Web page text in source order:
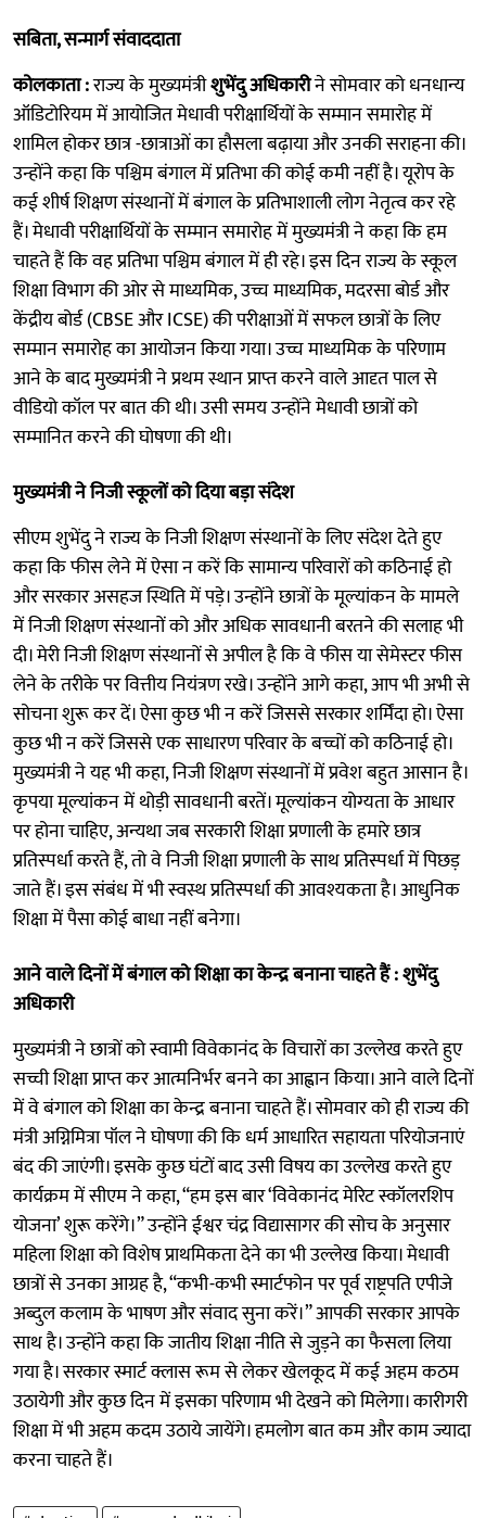
सबिता, सन्मार्ग संवाददाता
कोलकाता :राज्य के मुख्यमंत्रीशुभेंदु अधिकारीने सोमवार को धनधान्य
ऑडिटोरियम में आयोजित मेधावी परीक्षार्थियों के सम्मान समारोह में
शामिल होकर छात्र -छात्राओं का हौसला बढ़ाया और उनकी सराहना की।
उन्होंने कहा कि पश्चिम बंगाल में प्रतिभा की कोई कमी नहीं है। यूरोप के
कई शीर्ष शिक्षण संस्थानों में बंगाल के प्रतिभाशाली लोग नेतृत्व कर रहे
हैं। मेधावी परीक्षार्थियों के सम्मान समारोह में मुख्यमंत्री ने कहा कि हम
चाहते हैं कि वह प्रतिभा पश्चिम बंगाल में ही रहे। इस दिन राज्य के स्कूल
शिक्षा विभाग की ओर से माध्यमिक, उच्च माध्यमिक, मदरसा बोर्ड और
केंद्रीय बोर्ड (CBSE और ICSE) की परीक्षाओं में सफल छात्रों के लिए
सम्मान समारोह का आयोजन किया गया। उच्च माध्यमिक के परिणाम
आने के बाद मुख्यमंत्री ने प्रथम स्थान प्राप्त करने वाले आदृत पाल से
वीडियो कॉल पर बात की थी। उसी समय उन्होंने मेधावी छात्रों को
सम्मानित करने की घोषणा की थी।
मुख्यमंत्री ने निजी स्कूलों को दिया बड़ा संदेश
सीएम शुभेंदु ने राज्य के निजी शिक्षण संस्थानों के लिए संदेश देते हुए
कहा कि फीस लेने में ऐसा न करें कि सामान्य परिवारों को कठिनाई हो
और सरकार असहज स्थिति में पड़े। उन्होंने छात्रों के मूल्यांकन के मामले
में निजी शिक्षण संस्थानों को और अधिक सावधानी बरतने की सलाह भी
दी। मेरी निजी शिक्षण संस्थानों से अपील है कि वे फीस या सेमेस्टर फीस
लेने के तरीके पर वित्तीय नियंत्रण रखे। उन्होंने आगे कहा, आप भी अभी से
सोचना शुरू कर दें। ऐसा कुछ भी न करें जिससे सरकार शर्मिंदा हो। ऐसा
कुछ भी न करें जिससे एक साधारण परिवार के बच्चों को कठिनाई हो।
मुख्यमंत्री ने यह भी कहा, निजी शिक्षण संस्थानों में प्रवेश बहुत आसान है।
कृपया मूल्यांकन में थोड़ी सावधानी बरतें। मूल्यांकन योग्यता के आधार
पर होना चाहिए, अन्यथा जब सरकारी शिक्षा प्रणाली के हमारे छात्र
प्रतिस्पर्धा करते हैं, तो वे निजी शिक्षा प्रणाली के साथ प्रतिस्पर्धा में पिछड़
जाते हैं। इस संबंध में भी स्वस्थ प्रतिस्पर्धा की आवश्यकता है। आधुनिक
शिक्षा में पैसा कोई बाधा नहीं बनेगा।
आने वाले दिनों में बंगाल को शिक्षा का केन्द्र बनाना चाहते हैं : शुभेंदु
अधिकारी
मुख्यमंत्री ने छात्रों को स्वामी विवेकानंद के विचारों का उल्लेख करते हुए
सच्ची शिक्षा प्राप्त कर आत्मनिर्भर बनने का आह्वान किया। आने वाले दिनों
में वे बंगाल को शिक्षा का केन्द्र बनाना चाहते हैं। सोमवार को ही राज्य की
मंत्री अग्निमित्रा पॉल ने घोषणा की कि धर्म आधारित सहायता परियोजनाएं
बंद की जाएंगी। इसके कुछ घंटों बाद उसी विषय का उल्लेख करते हुए
कार्यक्रम में सीएम ने कहा, “हम इस बार ‘विवेकानंद मेरिट स्कॉलरशिप
योजना’ शुरू करेंगे।” उन्होंने ईश्वर चंद्र विद्यासागर की सोच के अनुसार
महिला शिक्षा को विशेष प्राथमिकता देने का भी उल्लेख किया। मेधावी
छात्रों से उनका आग्रह है, “कभी-कभी स्मार्टफोन पर पूर्व राष्ट्रपति एपीजे
अब्दुल कलाम के भाषण और संवाद सुना करें।” आपकी सरकार आपके
साथ है। उन्होंने कहा कि जातीय शिक्षा नीति से जुड़ने का फैसला लिया
गया है। सरकार स्मार्ट क्लास रूम से लेकर खेलकूद में कई अहम कठम
उठायेगी और कुछ दिन में इसका परिणाम भी देखने को मिलेगा। कारीगरी
शिक्षा में भी अहम कदम उठाये जायेंगे। हमलोग बात कम और काम ज्यादा
करना चाहते हैं।